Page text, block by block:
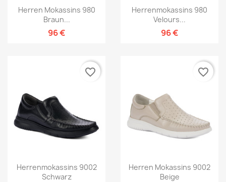
Herren Mokassins 980
Braun...
96 €
Herrenmokassins 980
Velours...
96 €
Herrenmokassins 9002
Schwarz
favorite_border
Herren Mokassins 9002
Beige
favorite_border